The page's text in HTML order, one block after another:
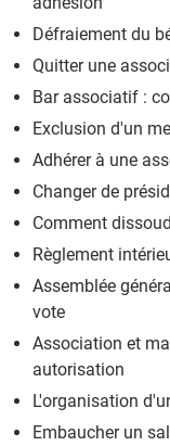
Défraiement du
Quitter une
Bar associatif :
Exclusion d'un
Adhérer à une
Changer de
Comment
Règlement
Assemblée
vote
Association et
autorisation
L'organisation
Embaucher un